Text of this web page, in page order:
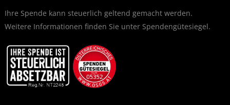
Ihre Spende kann steuerlich geltend gemacht werden.
Weitere Informationen finden Sie unter Spendengütesiegel.